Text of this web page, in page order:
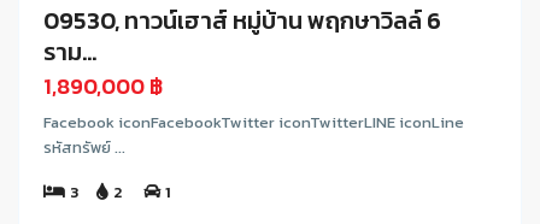
09530, ทาวน์เฮาส์ หมู่บ้าน พฤกษาวิลล์ 6
ราม...
1,890,000 ฿
Facebook iconFacebookTwitter iconTwitterLINE iconLine
รหัสทรัพย์ ...
3
2 1